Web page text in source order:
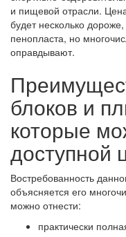
и пищевой отрасли.
будет несколько
пенопласта, но
оправдывают.
блоков и
которые
доступной
Востребованность
объясняется его
можно отнести:
практически